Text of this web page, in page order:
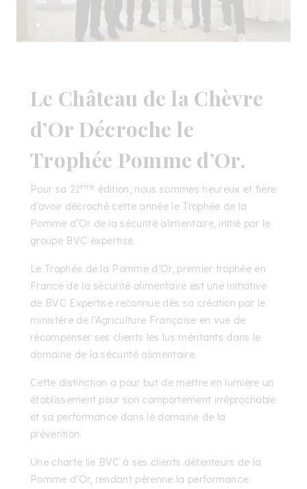
Le Château de la Chèvre
d’Or Décroche le
Trophée Pomme d’Or.
Pour sa 21ème édition, nous sommes heureux et fière
d’avoir décroché cette année le Trophée de la
Pomme d’Or de la sécurité alimentaire, initié par le
groupe BVC expertise.
Le Trophée de la Pomme d’Or, premier trophée en
France de la sécurité alimentaire est une initiative
de BVC Expertise reconnue dès sa création par le
ministère de l’Agriculture Française en vue de
récompenser ses clients les lus méritants dans le
domaine de la sécurité alimentaire.
Cette distinction a pour but de mettre en lumière un
établissement pour son comportement irréprochable
et sa performance dans le domaine de la
prévention.
Une charte lie BVC à ses clients détenteurs de la
Pomme d’Or, rendant pérenne la performance